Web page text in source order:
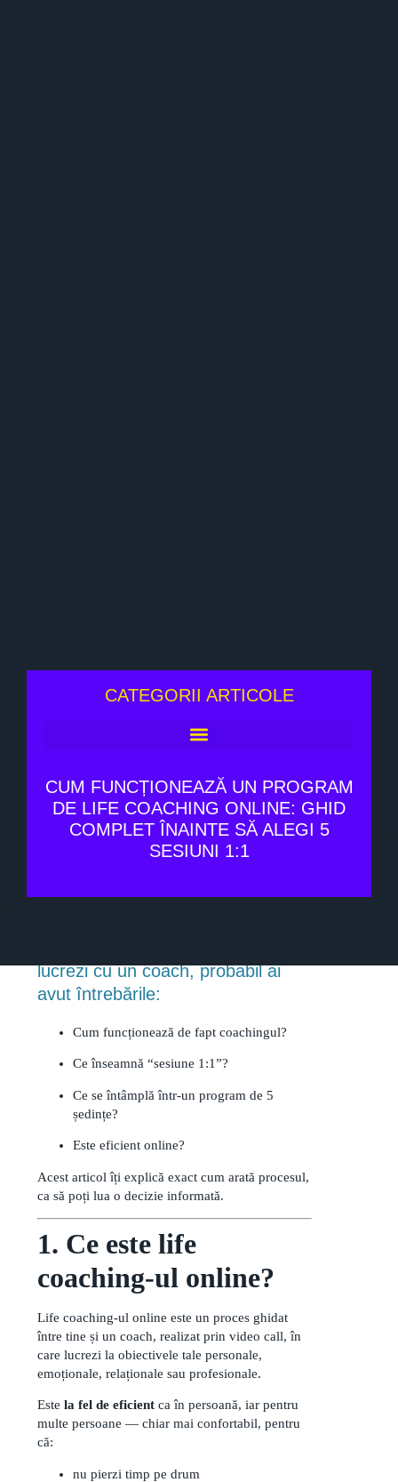
CATEGORII ARTICOLE
CUM FUNCȚIONEAZĂ UN PROGRAM
DE LIFE COACHING ONLINE: GHID
COMPLET ÎNAINTE SĂ ALEGI 5
SESIUNI 1:1
lucrezi cu un coach, probabil ai
avut întrebările:
Cum funcționează de fapt coachingul?
Ce înseamnă “sesiune 1:1”?
Ce se întâmplă într-un program de 5
ședințe?
Este eficient online?
Acest articol îți explică exact cum arată procesul,
ca să poți lua o decizie informată.
1. Ce este life
coaching-ul online?
Life coaching-ul online este un proces ghidat
între tine și un coach, realizat prin video call, în
care lucrezi la obiectivele tale personale,
emoționale, relaționale sau profesionale.
Este la fel de eficient ca în persoană, iar pentru
multe persoane — chiar mai confortabil, pentru
că:
nu pierzi timp pe drum